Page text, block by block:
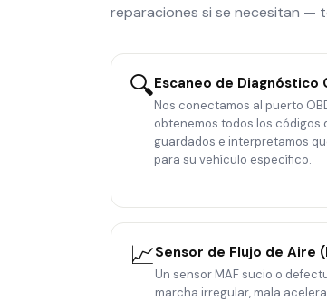
reparaciones si se necesitan —
🔍Escaneo de Diagnóstico
Nos conectamos al puerto
obtenemos todos los códigos
guardados e interpretamos
para su vehículo específico.
📈Sensor de Flujo de Aire
Un sensor MAF sucio o
marcha irregular, mala